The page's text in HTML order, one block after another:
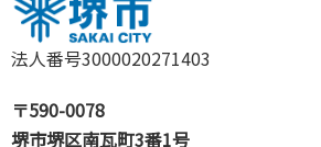
法人番号3000020271403
〒590-0078
堺市堺区南瓦町3番1号